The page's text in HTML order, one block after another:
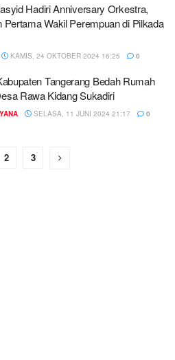
Hadiri Anniversary Orkestra,
Pertama Wakil Perempuan di Pilkada
KAMIS, 24 OKTOBER 2024 16:25 0
Tangerang Bedah Rumah
Rawa Kidang Sukadiri
SELASA, 11 JUNI 2024 21:17 0
2 3